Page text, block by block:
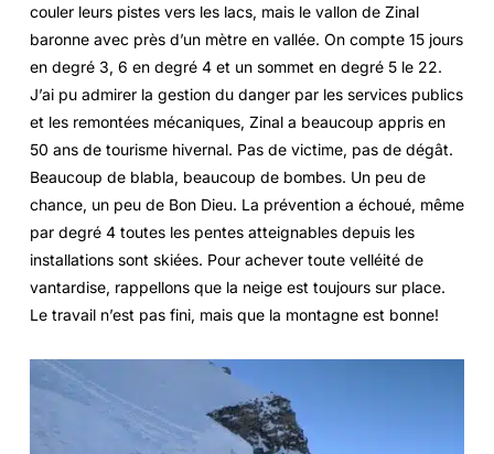
couler leurs pistes vers les lacs, mais le vallon de Zinal
baronne avec près d’un mètre en vallée. On compte 15 jours
en degré 3, 6 en degré 4 et un sommet en degré 5 le 22.
J’ai pu admirer la gestion du danger par les services publics
et les remontées mécaniques, Zinal a beaucoup appris en
50 ans de tourisme hivernal. Pas de victime, pas de dégât.
Beaucoup de blabla, beaucoup de bombes. Un peu de
chance, un peu de Bon Dieu. La prévention a échoué, même
par degré 4 toutes les pentes atteignables depuis les
installations sont skiées. Pour achever toute velléité de
vantardise, rappellons que la neige est toujours sur place.
Le travail n’est pas fini, mais que la montagne est bonne!